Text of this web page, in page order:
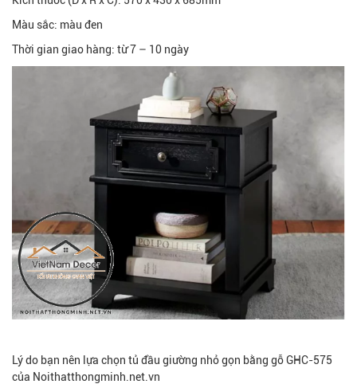
Màu sắc: màu đen
Thời gian giao hàng: từ 7 – 10 ngày
Lý do bạn nên lựa chọn tủ đầu giường nhỏ gọn bằng gỗ GHC-575
của Noithatthongminh.net.vn